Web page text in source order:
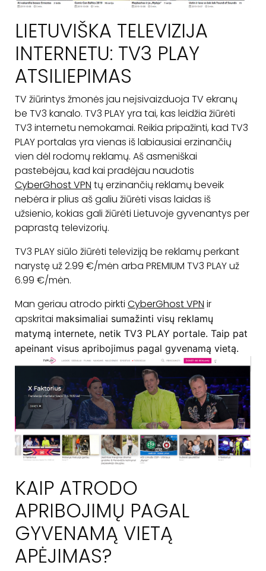
LIETUVIŠKA TELEVIZIJA
INTERNETU: TV3 PLAY
ATSILIEPIMAS
TV žiūrintys žmonės jau neįsivaizduoja TV ekranų
be TV3 kanalo. TV3 PLAY yra tai, kas leidžia žiūrėti
TV3 internetu nemokamai. Reikia pripažinti, kad TV3
PLAY portalas yra vienas iš labiausiai erzinančių
vien dėl rodomų reklamų. Aš asmeniškai
pastebėjau, kad kai pradėjau naudotis
CyberGhost VPN tų erzinančių reklamų beveik
nebėra ir plius aš galiu žiūrėti visas laidas iš
užsienio, kokias gali žiūrėti Lietuvoje gyvenantys per
paprastą televizorių.
TV3 PLAY siūlo žiūrėti televiziją be reklamų perkant
narystę už 2.99 €/mėn arba PREMIUM TV3 PLAY už
6.99 €/mėn.
Man geriau atrodo pirkti CyberGhost VPN ir
apskritai maksimaliai sumažinti visų reklamų
matymą internete, netik TV3 PLAY portale. Taip pat
apeinant visus apribojimus pagal gyvenamą vietą.
KAIP ATRODO
APRIBOJIMŲ PAGAL
GYVENAMĄ VIETĄ
APĖJIMAS?